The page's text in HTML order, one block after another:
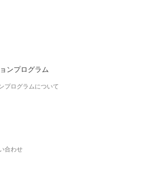
ンプログラム
プログラムについて
合わせ